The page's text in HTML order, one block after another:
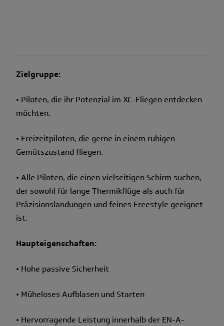
Zielgruppe:
• Piloten, die ihr Potenzial im XC-Fliegen entdecken
möchten.
• Freizeitpiloten, die gerne in einem ruhigen
Gemütszustand fliegen.
• Alle Piloten, die einen vielseitigen Schirm suchen,
der sowohl für lange Thermikflüge als auch für
Präzisionslandungen und feines Freestyle geeignet
ist.
Haupteigenschaften:
• Hohe passive Sicherheit
• Müheloses Aufblasen und Starten
• Hervorragende Leistung innerhalb der EN-A-